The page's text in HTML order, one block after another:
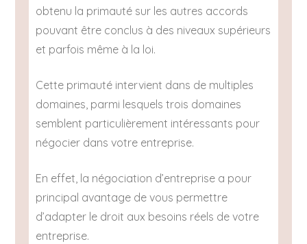
obtenu la primauté sur les autres accords
pouvant être conclus à des niveaux supérieurs
et parfois même à la loi.
Cette primauté intervient dans de multiples
domaines, parmi lesquels trois domaines
semblent particulièrement intéressants pour
négocier dans votre entreprise.
En effet, la négociation d’entreprise a pour
principal avantage de vous permettre
d’adapter le droit aux besoins réels de votre
entreprise.